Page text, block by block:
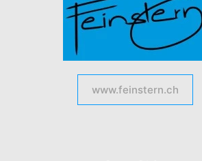
www.feinstern.ch